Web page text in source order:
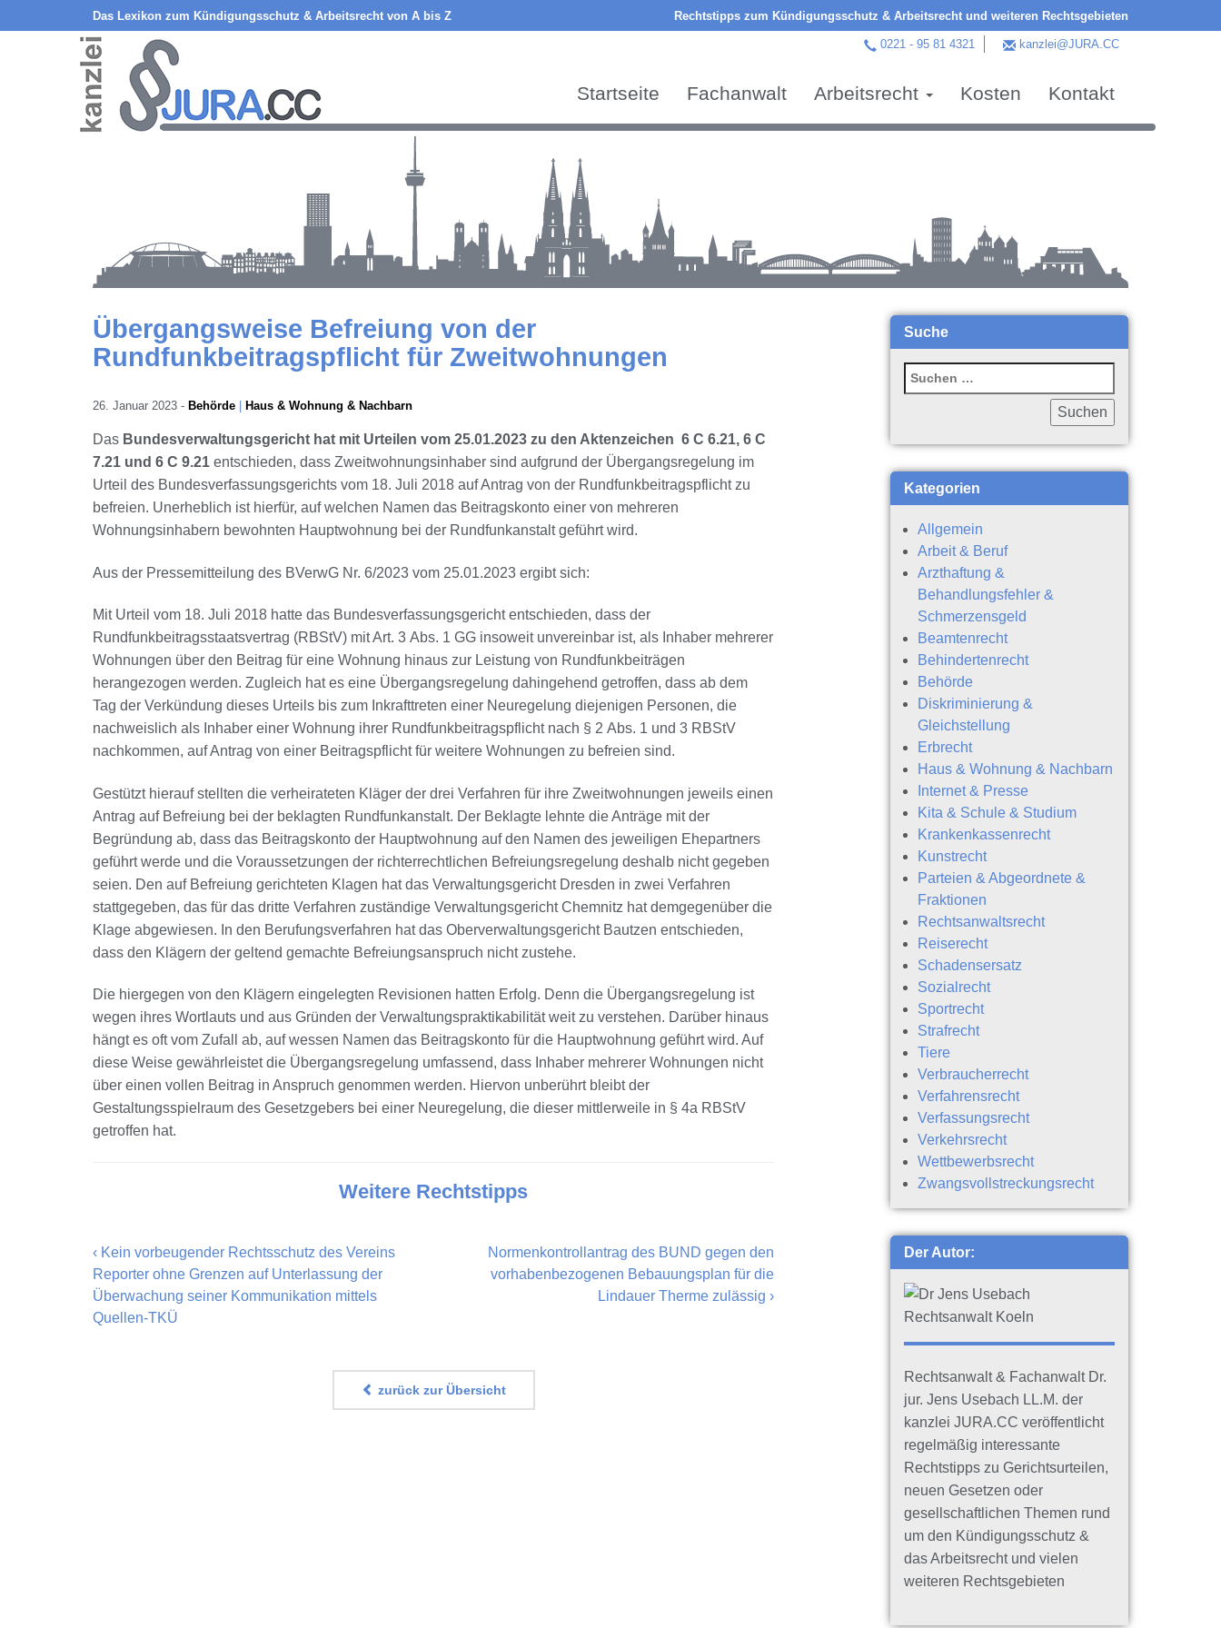
Das Lexikon zum Kündigungsschutz & Arbeitsrecht von A bis Z Rechtstipps zum Kündigungsschutz & Arbeitsrecht und weiteren Rechtsgebieten
0221 - 95 81 4321 kanzlei@JURA.CC
Startseite Fachanwalt Arbeitsrecht Kosten Kontakt
Übergangsweise Befreiung von der
Rundfunkbeitragspflicht für Zweitwohnungen
26. Januar 2023 - Behörde Haus & Wohnung & Nachbarn
Das Bundesverwaltungsgericht hat mit Urteilen vom 25.01.2023 zu den Aktenzeichen 6 C 6.21, 6 C
7.21 und 6 C 9.21 entschieden, dass Zweitwohnungsinhaber sind aufgrund der Übergangsregelung im
Urteil des Bundesverfassungsgerichts vom 18. Juli 2018 auf Antrag von der Rundfunkbeitragspflicht zu
befreien. Unerheblich ist hierfür, auf welchen Namen das Beitragskonto einer von mehreren
Wohnungsinhabern bewohnten Hauptwohnung bei der Rundfunkanstalt geführt wird.
Aus der Pressemitteilung des BVerwG Nr. 6/2023 vom 25.01.2023 ergibt sich:
Mit Urteil vom 18. Juli 2018 hatte das Bundesverfassungsgericht entschieden, dass der
Rundfunkbeitragsstaatsvertrag (RBStV) mit Art. 3 Abs. 1 GG insoweit unvereinbar ist, als Inhaber mehrerer
Wohnungen über den Beitrag für eine Wohnung hinaus zur Leistung von Rundfunkbeiträgen
herangezogen werden. Zugleich hat es eine Übergangsregelung dahingehend getroffen, dass ab dem
Tag der Verkündung dieses Urteils bis zum Inkrafttreten einer Neuregelung diejenigen Personen, die
nachweislich als Inhaber einer Wohnung ihrer Rundfunkbeitragspflicht nach § 2 Abs. 1 und 3 RBStV
nachkommen, auf Antrag von einer Beitragspflicht für weitere Wohnungen zu befreien sind.
Gestützt hierauf stellten die verheirateten Kläger der drei Verfahren für ihre Zweitwohnungen jeweils einen
Antrag auf Befreiung bei der beklagten Rundfunkanstalt. Der Beklagte lehnte die Anträge mit der
Begründung ab, dass das Beitragskonto der Hauptwohnung auf den Namen des jeweiligen Ehepartners
geführt werde und die Voraussetzungen der richterrechtlichen Befreiungsregelung deshalb nicht gegeben
seien. Den auf Befreiung gerichteten Klagen hat das Verwaltungsgericht Dresden in zwei Verfahren
stattgegeben, das für das dritte Verfahren zuständige Verwaltungsgericht Chemnitz hat demgegenüber die
Klage abgewiesen. In den Berufungsverfahren hat das Oberverwaltungsgericht Bautzen entschieden,
dass den Klägern der geltend gemachte Befreiungsanspruch nicht zustehe.
Die hiergegen von den Klägern eingelegten Revisionen hatten Erfolg. Denn die Übergangsregelung ist
wegen ihres Wortlauts und aus Gründen der Verwaltungspraktikabilität weit zu verstehen. Darüber hinaus
hängt es oft vom Zufall ab, auf wessen Namen das Beitragskonto für die Hauptwohnung geführt wird. Auf
diese Weise gewährleistet die Übergangsregelung umfassend, dass Inhaber mehrerer Wohnungen nicht
über einen vollen Beitrag in Anspruch genommen werden. Hiervon unberührt bleibt der
Gestaltungsspielraum des Gesetzgebers bei einer Neuregelung, die dieser mittlerweile in § 4a RBStV
getroffen hat.
Weitere Rechtstipps
‹ Kein vorbeugender Rechtsschutz des Vereins
Reporter ohne Grenzen auf Unterlassung der
Überwachung seiner Kommunikation mittels
Quellen-TKÜ
Normenkontrollantrag des BUND gegen den
vorhabenbezogenen Bebauungsplan für die
Lindauer Therme zulässig ›
zurück zur Übersicht
Suche
Kategorien
Allgemein
Arbeit & Beruf
Arzthaftung &
Behandlungsfehler &
Schmerzensgeld
Beamtenrecht
Behindertenrecht
Behörde
Diskriminierung &
Gleichstellung
Erbrecht
Haus & Wohnung & Nachbarn
Internet & Presse
Kita & Schule & Studium
Krankenkassenrecht
Kunstrecht
Parteien & Abgeordnete &
Fraktionen
Rechtsanwaltsrecht
Reiserecht
Schadensersatz
Sozialrecht
Sportrecht
Strafrecht
Tiere
Verbraucherrecht
Verfahrensrecht
Verfassungsrecht
Verkehrsrecht
Wettbewerbsrecht
Zwangsvollstreckungsrecht
Der Autor:
Rechtsanwalt & Fachanwalt Dr.
jur. Jens Usebach LL.M. der
kanzlei JURA.CC veröffentlicht
regelmäßig interessante
Rechtstipps zu Gerichtsurteilen,
neuen Gesetzen oder
gesellschaftlichen Themen rund
um den Kündigungsschutz &
das Arbeitsrecht und vielen
weiteren Rechtsgebieten